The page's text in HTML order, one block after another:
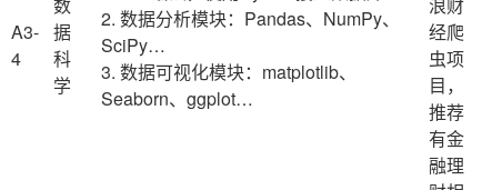
A3-
4
数
据
科
学
2. 数据分析模块：Pandas、NumPy、
SciPy…
3. 数据可视化模块：matplotlib、
Seaborn、ggplot…
浪财
经爬
虫项
目，
推荐
有金
融理